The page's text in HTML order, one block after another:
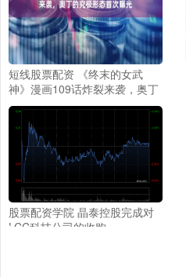
短线股票配资 《终末的女武
神》漫画109话炸裂来袭，奥丁
的究极形态首次曝光
股票配资学院 晶泰控股完成对
LCC科技公司的收购